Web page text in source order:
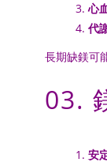
心
代
長期缺鎂可
03.
安